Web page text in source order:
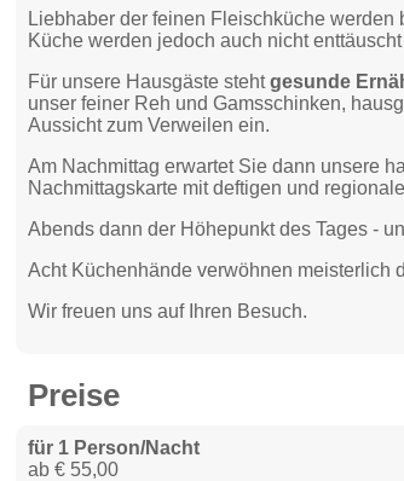
Liebhaber der feinen Fleischküche
Küche werden jedoch auch nicht
Für unsere Hausgäste stehtgesunde
unser feiner Reh und Gams­schinken,
Aussicht zum Verweilen ein.
Am Nachmittag erwartet Sie dann unsere
Nachmittagskarte mit deftigen und
Abends dann der Höhepunkt des Tages -
Acht Küchenhände verwöhnen meisterlich
Wir freuen uns auf Ihren Besuch.
Preise
für 1 Person/Nacht
ab € 55,00